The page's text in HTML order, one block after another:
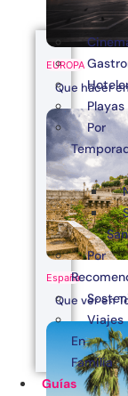
EUROPA
Que hacer
España
Que ver en
Playas
Por
Por
Viajes
En
Familia
Guías